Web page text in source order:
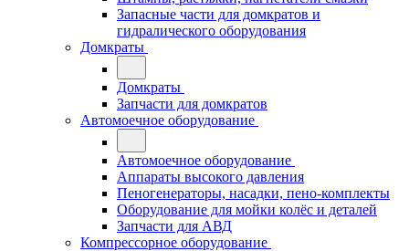
Запасные части для домкратов и
гидралического оборудования
Домкраты
Домкраты
Запчасти для домкратов
Автомоечное оборудование
Автомоечное оборудование
Аппараты высокого давления
Пеногенераторы, насадки, пено-комплекты
Оборудование для мойки колёс и деталей
Запчасти для АВД
Компрессорное оборудование